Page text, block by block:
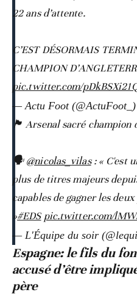
22 ans d’attente.
C’EST DÉSORMAIS
CHAMPION
pic.twitter.com/
— Actu Foot (@ActuFoot_)
🏴󠁧󠁢󠁥󠁮󠁧󠁿 Arsenal sacré champion
🗣️@nicolas_vilas: « C'est
plus de titres majeurs
capables de gagner les
»#EDS pic.twitter.com/
— L'Équipe du soir
Espagne: le fils du
accusé d’être
père